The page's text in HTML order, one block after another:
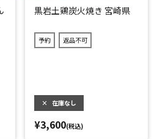
黒岩土鶏炭火焼き 宮崎県
予約 返品不可
× 在庫なし
¥3,600(税込)